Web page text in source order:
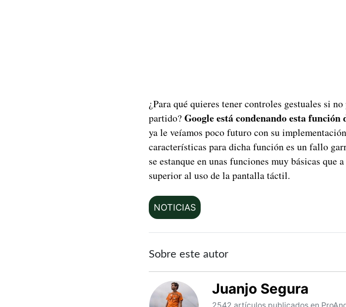
¿Para qué quieres tener controles gestuales si
partido? Google está condenando esta
ya le veíamos poco futuro con su
características para dicha función es un fallo
se estanque en unas funciones muy básicas
superior al uso de la pantalla táctil.
NOTICIAS
Sobre este autor
Juanjo Segura